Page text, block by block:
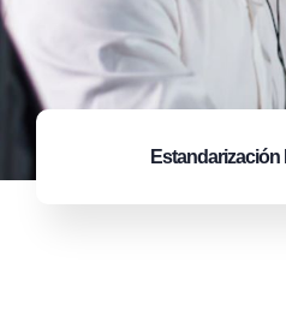
Estandarización